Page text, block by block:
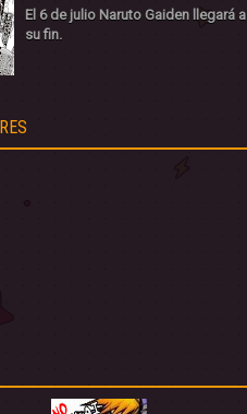
El 6 de julio Naruto Gaiden llegará a
su fin.